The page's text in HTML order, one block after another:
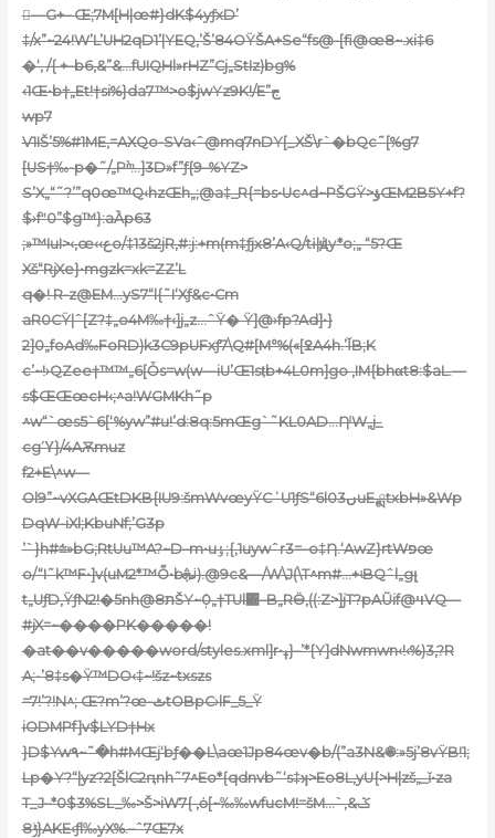
—G+– Œ;7M[H|œ#}dK$4yƒxD’
‡/x”~24!W’L’UH2qD1’|YEQ,’Š’84OŸŠA+Se“fs@-[fi@œ8~.xi‡6
�‘, /{ +–b6‚&”&…fUIQHl»rHZ”Cj„StIz)bg%
‹1Œ•b†„Et!†si%}da7™>o$jwYz9K!/E”ج
wp7
V1IŠ’5%#1ME,=AXQo-SVa‹ˆ@mq7nDY[_XŠ\r`�bQc˜[%g7
[US†‰-p�˜/„P`ͫ…]3D»f”ƒ{9–%YZ>
S’X„“˜?’”q0œ™Q‹hzŒh„;@a‡_R{=bs•Uc^d~PŠGŸ>ؤŒM2B5Y+f?
$›fʺ0”$g™}:aȀp63
;»™IuI>‹,œ‹‹عo/‡13š2jR,#:j:+m(m‡ƒjx8’A‹Q/tɨ|ܵԭy*o;„ “5?Œ
Xš“RjXe}•mgzk=xk=ZZ’L
q�! R-z@EM…yS7“l{˜I‘Xƒ&c•Cm
aR0CŸ|ˆ[Z?‡„o4M‰†‹]j„z…ˆŸ� Ÿ]@›fp?Ad]•}
2]0„foAd‰FoRD)k3C9pUFxƒ7\Q#[M°%(«[ߐA4h.’ǏB;K
c’~!›QZee†™™„6[Ȱs=w(w—iU’Œ1st͎b+4L0m]go ‚IM{bhαt8:$aL.—
s$ŒŒœcH‹;^a!WGMKh˜p
^w“`œs5`6[‘%yw”#u!’d:8q:5mŒg`˜KL0AD…ȠˡW„j_
cgΎ}/4AѪmuz
f2+E\^w—
Ol9”~vXGAŒtDKB{IU9:šmWvœyŸCʾU1ƒS“6l03ںuE‚ྨtxbH»&Wp
DqW-iXl;KbuNf;’G3p
’`}h#⩭»bG;RtUu™A?~D–m•uٶ;{,1uywˆr3=–o‡Ƞ.‘AwZ}rtWפœ
o/“I˜k™F•]v(uM2*™Ȭ•bܞʲ).@9c&—/W\J(\T^m#…+ʵBQˆl„gլ
t„UƒD,ŸƒN2!�5nh@ת8ŠY~ܲ0„†TUl΀–B„RӪ‚((:Z>]jT?pAŨif@ױVQ—
#jX=~����PK�����!
�at��v�����word/styles.xml]r•ߪ}–’*{Y]dNwmwn‹!‹%)3‚?R
A;-’8‡s�Ÿ™DO‹‡~!šz~txszs
=7!’?!N^; Œ?m’?œ-ٹtOBpC›lF_5_Ÿ
iODMPf]v$LYD†Hx
}D$Yw۹~˜�h#MŒj‘bƒ��L\aœ1Jp84œv�b/(”a3N&֍:»5j’8vŸB!1;
Lp�Y?“|yz?2[ŠlC2ԥnh˜7^Eo*{qdnvb˜‘s‡ʞ>Eo8L,yU{>H|zš„_ĭ•za
T_J–*0$3%SL_‰>Š>iW7{ ‚ȯ[~‰‰wfucM!=šM…`‚ػ&
{ݱ8AKE‹ƒl‰yX%.–ˆ7Œ7x